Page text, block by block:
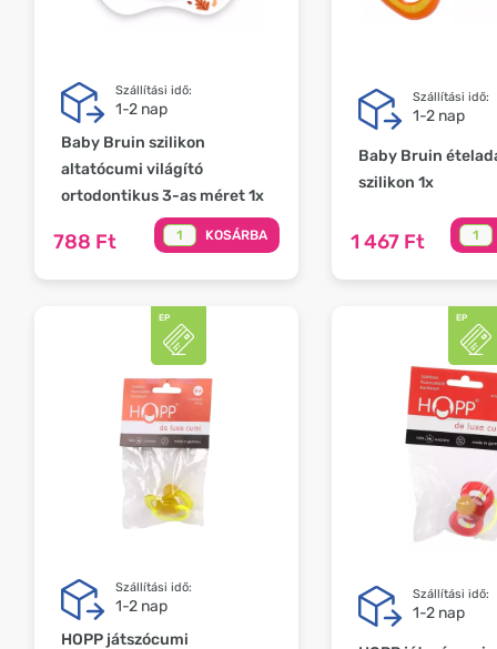
Szállítási idő:
1-2 nap
Baby Bruin szilikon
altatócumi világító
ortodontikus 3-as méret 1x
788 Ft KOSÁRBA
Szállítási idő:
1-2 nap
Baby Bruin
szilikon 1x
1 467 Ft
Szállítási idő:
1-2 nap
HOPP játszócumi
Szállítási idő:
1-2 nap